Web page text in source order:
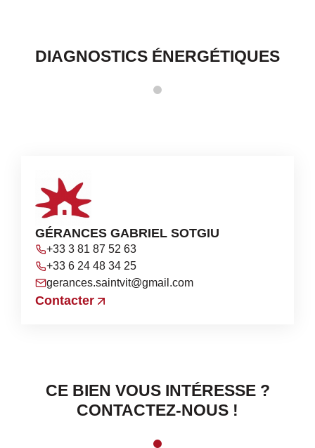
DIAGNOSTICS ÉNERGÉTIQUES
GÉRANCES GABRIEL SOTGIU
+33 3 81 87 52 63
+33 6 24 48 34 25
gerances.saintvit@gmail.com
Contacter
CE BIEN VOUS INTÉRESSE ?
CONTACTEZ-NOUS !